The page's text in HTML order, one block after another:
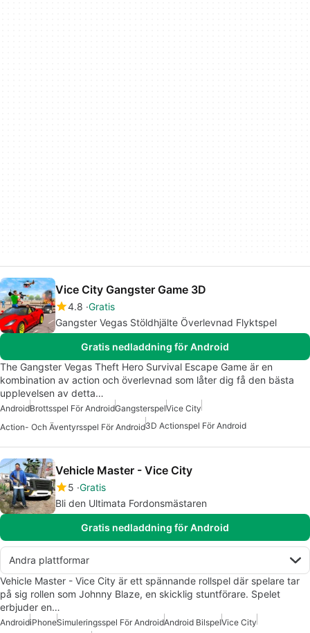
Vice City Gangster Game 3D
4.8 Gratis
Gangster Vegas Stöldhjälte Överlevnad Flyktspel
Gratis nedladdning för Android
The Gangster Vegas Theft Hero Survival Escape Game är en
kombination av action och överlevnad som låter dig få den bästa
upplevelsen av detta…
AndroidBrottsspel För AndroidGangsterspelVice City
Action- Och Äventyrsspel För Android3D Actionspel För Android
Vehicle Master - Vice City
5 Gratis
Bli den Ultimata Fordonsmästaren
Gratis nedladdning för Android
Andra plattformar
Vehicle Master - Vice City är ett spännande rollspel där spelare tar
på sig rollen som Johnny Blaze, en skicklig stuntförare. Spelet
erbjuder en…
AndroidiPhoneSimuleringsspel För AndroidAndroid BilspelVice City